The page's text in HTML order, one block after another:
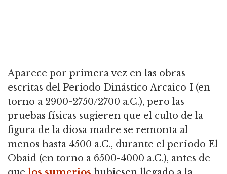
Aparece por primera vez en las obras
escritas del Periodo Dinástico Arcaico I (en
torno a 2900-2750/2700 a.C.), pero las
pruebas físicas sugieren que el culto de la
figura de la diosa madre se remonta al
menos hasta 4500 a.C., durante el período El
Obaid (en torno a 6500-4000 a.C.), antes de